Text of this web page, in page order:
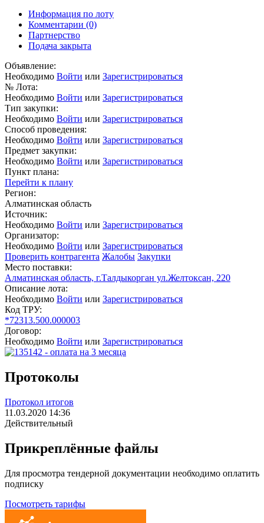
Информация по лоту
Комментарии (0)
Партнерство
Подача закрыта
Объявление:
Необходимо Войти или Зарегистрироваться
№ Лота:
Необходимо Войти или Зарегистрироваться
Тип закупки:
Необходимо Войти или Зарегистрироваться
Способ проведения:
Необходимо Войти или Зарегистрироваться
Предмет закупки:
Необходимо Войти или Зарегистрироваться
Пункт плана:
Перейти к плану
Регион:
Алматинская область
Источник:
Необходимо Войти или Зарегистрироваться
Организатор:
Необходимо Войти или Зарегистрироваться
Проверить контрагента Жалобы Закупки
Место поставки:
Алматинская область, г.Талдыкорган ул.Желтоксан, 220
Описание лота:
Необходимо Войти или Зарегистрироваться
Код ТРУ:
*72313.500.000003
Договор:
Необходимо Войти или Зарегистрироваться
Протоколы
Протокол итогов
11.03.2020 14:36
Действительный
Прикреплённые файлы
Для просмотра тендерной документации необходимо оплатить
подписку
Посмотреть тарифы